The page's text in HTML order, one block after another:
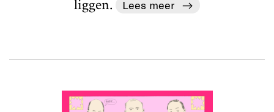
liggen.
Lees meer